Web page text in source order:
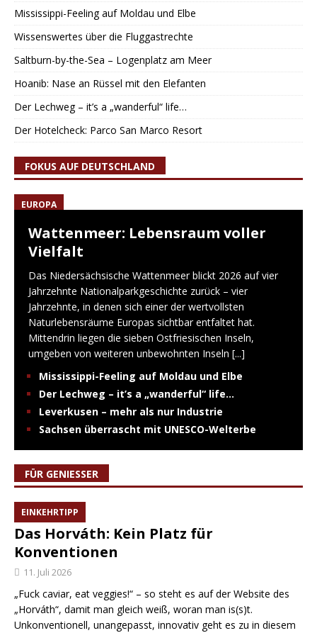
Mississippi-Feeling auf Moldau und Elbe
Wissenswertes über die Fluggastrechte
Saltburn-by-the-Sea – Logenplatz am Meer
Hoanib: Nase an Rüssel mit den Elefanten
Der Lechweg – it’s a „wanderful“ life…
Der Hotelcheck: Parco San Marco Resort
FOKUS AUF DEUTSCHLAND
EUROPA
Wattenmeer: Lebensraum voller
Vielfalt
Das Niedersächsische Wattenmeer blickt 2026 auf vier
Jahrzehnte Nationalparkgeschichte zurück – vier
Jahrzehnte, in denen sich einer der wertvollsten
Naturlebensräume Europas sichtbar entfaltet hat.
Mittendrin liegen die sieben Ostfriesischen Inseln,
umgeben von weiteren unbewohnten Inseln [...]
Mississippi-Feeling auf Moldau und Elbe
Der Lechweg – it’s a „wanderful“ life…
Leverkusen – mehr als nur Industrie
Sachsen überrascht mit UNESCO-Welterbe
FÜR GENIESSER
EINKEHRTIPP
Das Horváth: Kein Platz für
Konventionen
11. Juli 2026
„Fuck caviar, eat veggies!“ – so steht es auf der Website des
„Horváth“, damit man gleich weiß, woran man is(s)t.
Unkonventionell, unangepasst, innovativ geht es zu in diesem